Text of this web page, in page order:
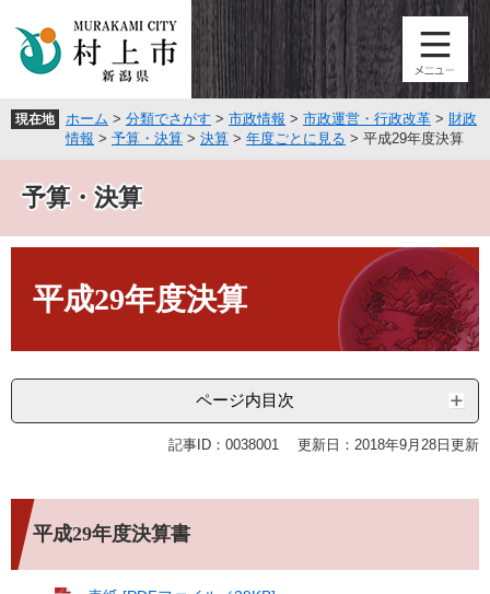
頭
飛
文
現在地 ホーム > 分類でさがす > 市政情報 > 市政運営・行政改革 > 財政
情報 > 予算・決算 > 決算 > 年度ごとに見る > 平成29年度決算
予算・決算
平成29年度決算
ページ内目次
記事ID：0038001 更新日：2018年9月28日更新
平成29年度決算書